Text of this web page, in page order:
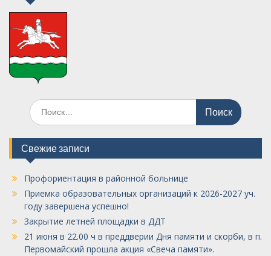
Поиск
по:
Свежие записи
Профориентация в районной больнице
Приемка образовательных организаций к 2026-2027 уч.
году завершена успешно!
Закрытие летней площадки в ДДТ
21 июня в 22.00 ч в преддверии Дня памяти и скорби, в п.
Первомайский прошла акция «Свеча памяти».